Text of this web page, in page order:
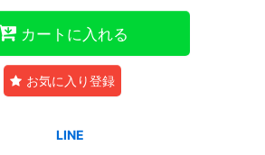
カートに入れる
お気に入り登録